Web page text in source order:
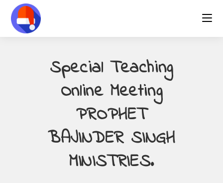
content
Special Teaching
Online Meeting
PROPHET
BAJINDER SINGH
MINISTRIES.